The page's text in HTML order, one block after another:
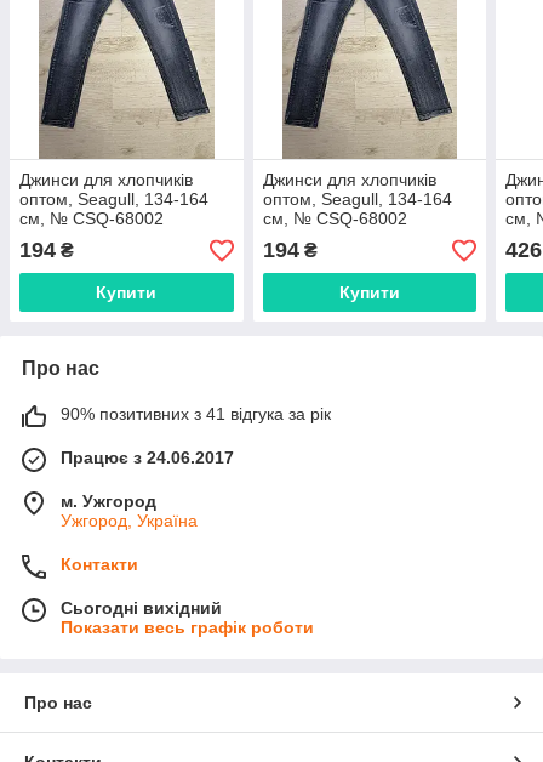
Джинси для хлопчиків
оптом, Seagull, 134-164
см, № CSQ-68002
194 ₴
Купити
Джинси для хлопчиків
оптом, Seagull, 134-164
см, № CSQ-68002
194₴
Купити
см,
426
Про нас
90% позитивних з 41 відгука за рік
Працює з 24.06.2017
м. Ужгород
Ужгород, Україна
Контакти
Сьогодні вихідний
Показати весь графік роботи
Про нас